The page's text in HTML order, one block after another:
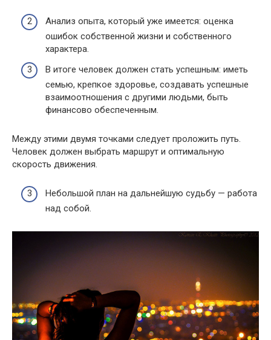
Анализ опыта, который уже имеется: оценка
ошибок собственной жизни и собственного
характера.
В итоге человек должен стать успешным: иметь
семью, крепкое здоровье, создавать успешные
взаимоотношения с другими людьми, быть
финансово обеспеченным.
Между этими двумя точками следует проложить путь.
Человек должен выбрать маршрут и оптимальную
скорость движения.
Небольшой план на дальнейшую судьбу — работа
над собой.